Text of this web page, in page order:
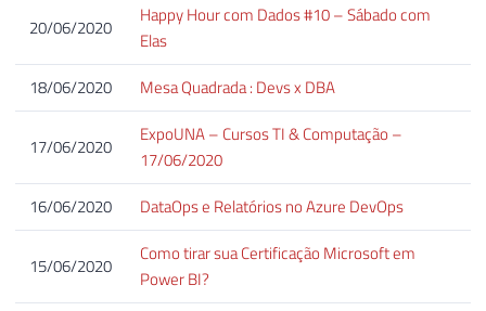
20/06/2020
Happy Hour com Dados #10 – Sábado com
Elas
18/06/2020
Mesa Quadrada : Devs x DBA
17/06/2020
ExpoUNA – Cursos TI & Computação –
17/06/2020
16/06/2020
DataOps e Relatórios no Azure DevOps
15/06/2020
Como tirar sua Certificação Microsoft em
Power BI?